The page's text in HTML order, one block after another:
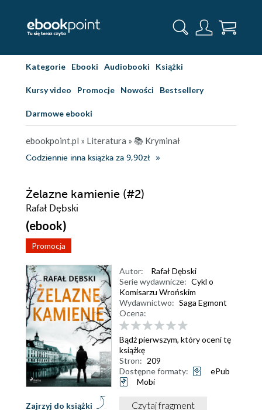
Kategorie Ebooki Audiobooki Książki
Kursy video Promocje Nowości Bestsellery
Darmowe ebooki
ebookpoint.pl » Literatura » 📚 Kryminał
Codziennie inna książka za 9,90zł
Żelazne kamienie (#2)
Rafał Dębski
(ebook)
Promocja
Zajrzyj do książki
Autor:
Rafał Dębski
Serie wydawnicze: Cykl o
Komisarzu Wrońskim
Wydawnictwo: Saga Egmont
Ocena:
Bądź pierwszym, który oceni tę
książkę
Stron: 209
Dostępne formaty:
ePub
Mobi
Czytaj fragment